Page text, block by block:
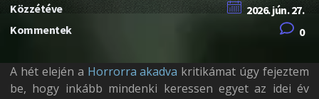
Közzétéve
2026. jún. 27.
Kommentek
0
A hét elején a Horrorra akadva kritikámat úgy fejeztem
be, hogy inkább mindenki keressen egyet az idei év